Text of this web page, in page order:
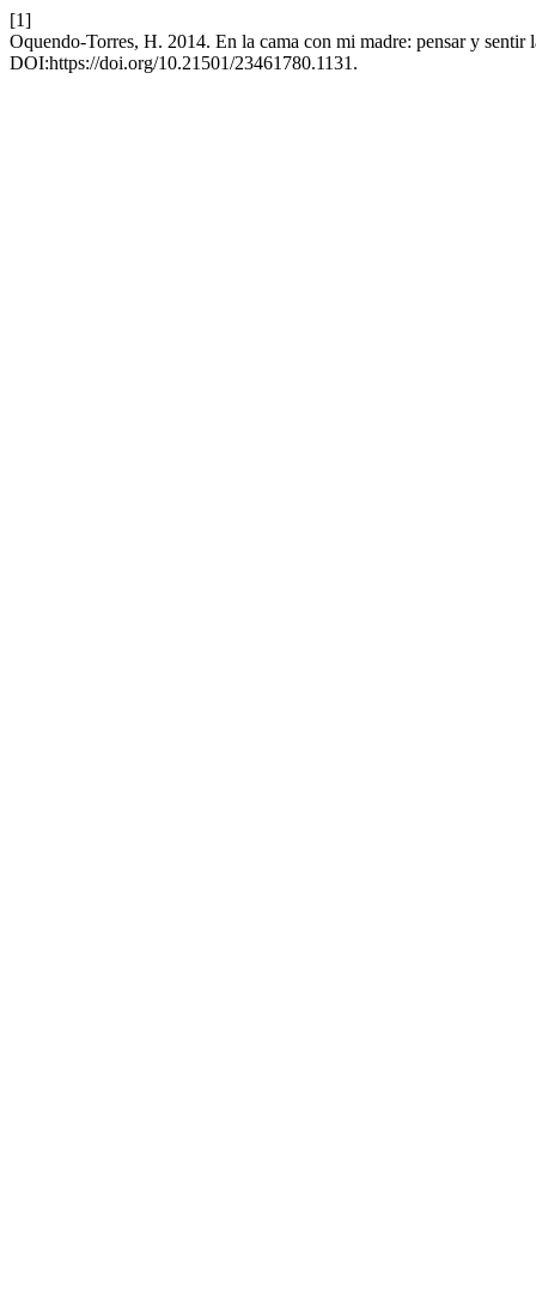
[1]
Oquendo-Torres, H. 2014. En la cama con mi madre: pensar y sentir
DOI:https://doi.org/10.21501/23461780.1131.